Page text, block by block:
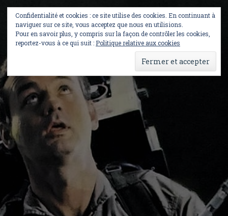
content
Confidentialité et cookies : ce site utilise des cookies. En continuant à
naviguer sur ce site, vous acceptez que nous en utilisions.
Pour en savoir plus, y compris sur la façon de contrôler les cookies,
reportez-vous à ce qui suit :Politique relative aux cookies